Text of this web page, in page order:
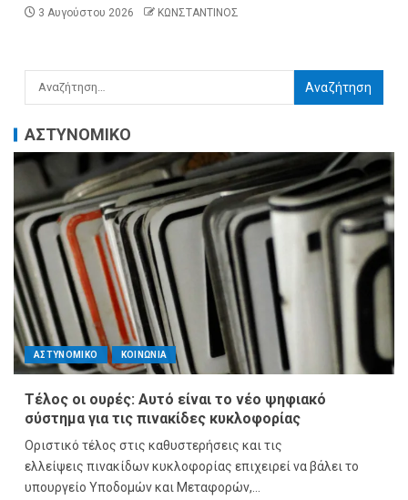
3 Αυγούστου 2026 ΚΩΝΣΤΑΝΤΙΝΟΣ
ΑΣΤΥΝΟΜΙΚΟ
ΑΣΤΥΝΟΜΙΚΟ ΚΟΙΝΩΝΙΑ
Τέλος οι ουρές: Αυτό είναι το νέο ψηφιακό
σύστημα για τις πινακίδες κυκλοφορίας
Οριστικό τέλος στις καθυστερήσεις και τις
ελλείψεις πινακίδων κυκλοφορίας επιχειρεί να βάλει το
υπουργείο Υποδομών και Μεταφορών,...